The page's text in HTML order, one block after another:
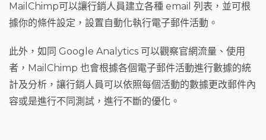
MailChimp可以讓行銷人員建立各種 email 列表，並可根
據你的條件設定，設置自動化執行電子郵件活動。
此外，如同 Google Analytics 可以觀察官網流量、使用
者，MailChimp 也會根據各個電子郵件活動進行數據的統
計及分析，讓行銷人員可以依照每個活動的數據更改郵件內
容或是進行不同測試，進行不斷的優化。